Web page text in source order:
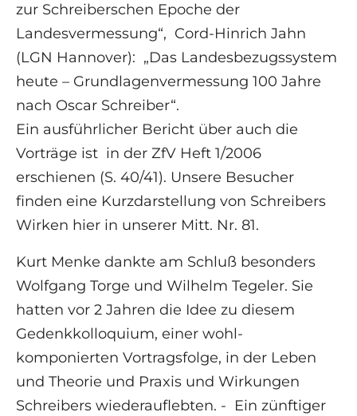
zur Schreiberschen Epoche der
Landesvermessung“, Cord-Hinrich Jahn
(LGN Hannover): „Das Landesbezugssystem
heute – Grundlagenvermessung 100 Jahre
nach Oscar Schreiber“.
Ein ausführlicher Bericht über auch die
Vorträge ist in der ZfV Heft 1/2006
erschienen (S. 40/41). Unsere Besucher
finden eine Kurzdarstellung von Schreibers
Wirken hier in unserer Mitt. Nr. 81.
Kurt Menke dankte am Schluß besonders
Wolfgang Torge und Wilhelm Tegeler. Sie
hatten vor 2 Jahren die Idee zu diesem
Gedenkkolloquium, einer wohl-
komponierten Vortragsfolge, in der Leben
und Theorie und Praxis und Wirkungen
Schreibers wiederauflebten. - Ein zünftiger